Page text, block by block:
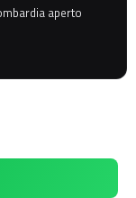
aperto